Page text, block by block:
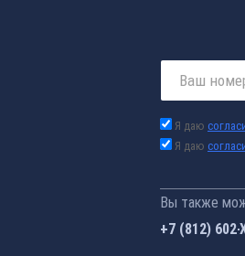
Я даю
Я даю
Вы также
+7 (812)